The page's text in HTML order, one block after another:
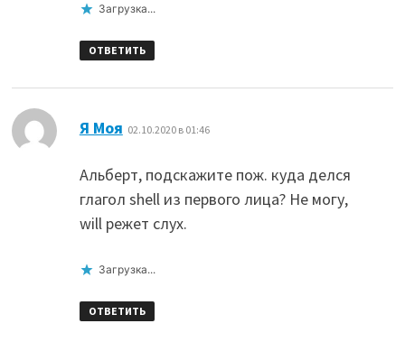
Загрузка...
ОТВЕТИТЬ
Я Моя 02.10.2020 в 01:46
Альберт, подскажите пож. куда делся
глагол shell из первого лица? Не могу,
will режет слух.
Загрузка...
ОТВЕТИТЬ